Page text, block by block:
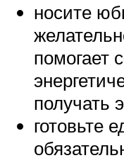
носите
помогает
получать
готовьте